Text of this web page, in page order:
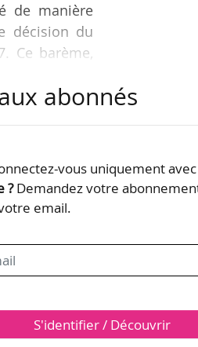
de manière
décision du
Ce barème,
ce type de
abonnés
vous uniquement
?Demandez votre
email.
S'identifier / Découvrir